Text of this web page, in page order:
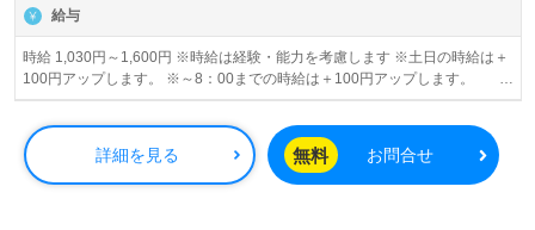
給与
時給 1,030円～1,600円 ※時給は経験・能力を考慮します ※土日の時給は＋
100円アップします。 ※～8：00までの時給は＋100円アップします。
※20：00～の時給は一律￥1600円となります。 ※小学生以下のお子様がい
らっしゃる方には、育児支援金として一律5千円支給します。
詳細を見る 無料 お問合せ